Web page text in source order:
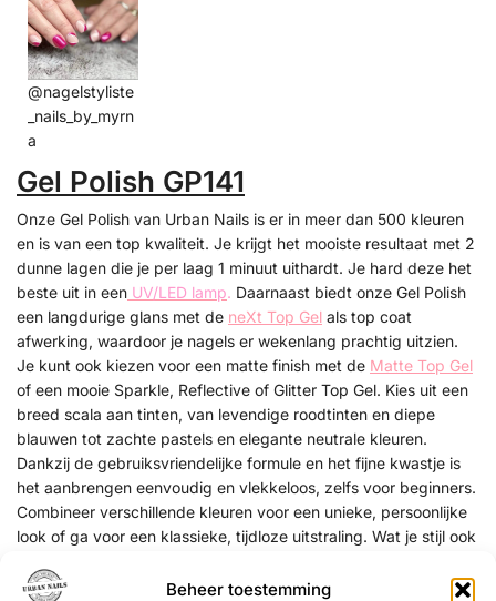
Beheer toestemming
@nagelstyliste
_nails_by_myrn
a
Gel Polish GP141
Onze Gel Polish van Urban Nails is er in meer dan 500 kleuren
en is van een top kwaliteit. Je krijgt het mooiste resultaat met 2
dunne lagen die je per laag 1 minuut uithardt. Je hard deze het
beste uit in een UV/LED lamp. Daarnaast biedt onze Gel Polish
een langdurige glans met de neXt Top Gel als top coat
afwerking, waardoor je nagels er wekenlang prachtig uitzien.
Je kunt ook kiezen voor een matte finish met de Matte Top Gel
of een mooie Sparkle, Reflective of Glitter Top Gel. Kies uit een
breed scala aan tinten, van levendige roodtinten en diepe
blauwen tot zachte pastels en elegante neutrale kleuren.
Dankzij de gebruiksvriendelijke formule en het fijne kwastje is
het aanbrengen eenvoudig en vlekkeloos, zelfs voor beginners.
Combineer verschillende kleuren voor een unieke, persoonlijke
look of ga voor een klassieke, tijdloze uitstraling. Wat je stijl ook
professionele Gel Nagels.